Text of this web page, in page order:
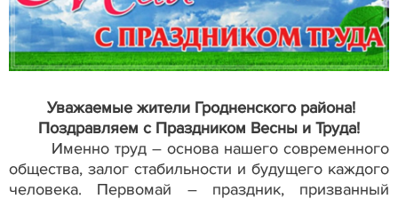
Уважаемые жители Гродненского района!
Поздравляем с Праздником Весны и Труда!
Именно труд – основа нашего современного
общества, залог стабильности и будущего каждого
человека. Первомай – праздник, призванный